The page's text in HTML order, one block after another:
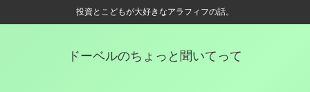
投資とこどもが大好きなアラフィフの話。
ドーベルのちょっと聞いてって